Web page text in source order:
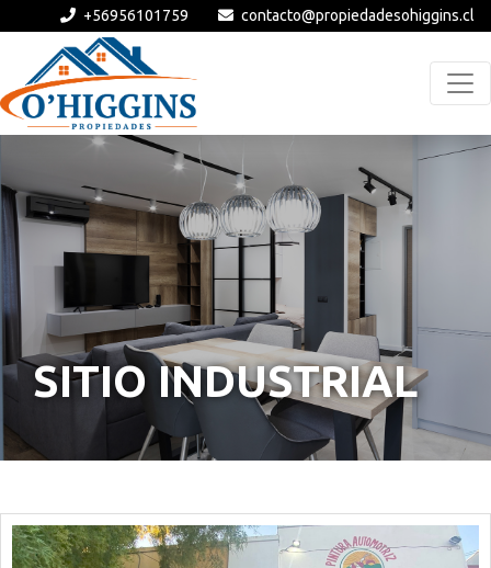
+56956101759 contacto@propiedadesohiggins.cl
SITIO INDUSTRIAL